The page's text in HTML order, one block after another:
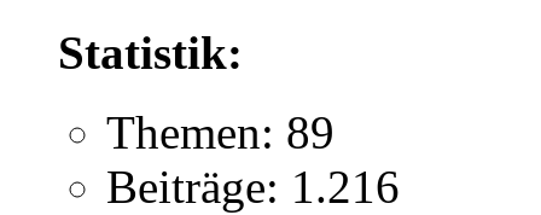
Statistik:
Themen: 89
Beiträge: 1.216